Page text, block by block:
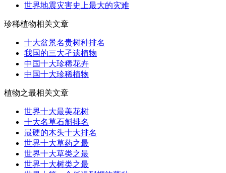
世界地震灾害史上最大的灾难
珍稀植物相关文章
十大盆景名贵树种排名
我国的三大孑遗植物
中国十大珍稀花卉
中国十大珍稀植物
植物之最相关文章
世界十大最美花树
十大名草石斛排名
最硬的木头十大排名
世界十大草药之最
世界十大草类之最
世界十大树类之最